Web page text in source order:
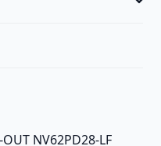
NV62PD28-LF